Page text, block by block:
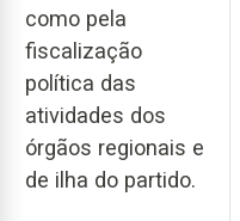
como pela
fiscalização
política das
atividades dos
órgãos regionais e
de ilha do partido.